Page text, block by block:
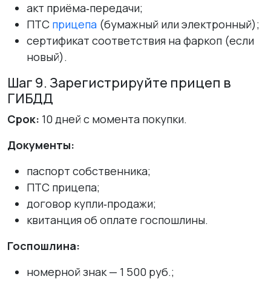
акт приёма‑передачи;
ПТС прицепа (бумажный или электронный);
сертификат соответствия на фаркоп (если
новый).
Шаг 9. Зарегистрируйте прицеп в
ГИБДД
Срок: 10 дней с момента покупки.
Документы:
паспорт собственника;
ПТС прицепа;
договор купли‑продажи;
квитанция об оплате госпошлины.
Госпошлина:
номерной знак — 1 500 руб.;